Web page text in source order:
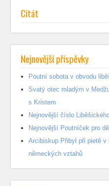
Citát
Nejnovější příspěvky
Poutní sobota v obvodu
Svatý otec mladým v
s Kristem
Nejnovější číslo
Nejnovější Poutníček pro
Arcibiskup Přibyl při pietě
německých vztahů